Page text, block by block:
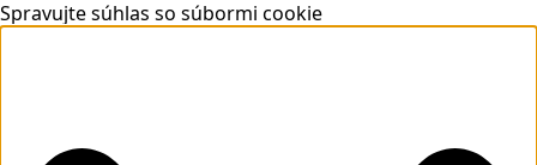
Spravujte súhlas so súbormi cookie